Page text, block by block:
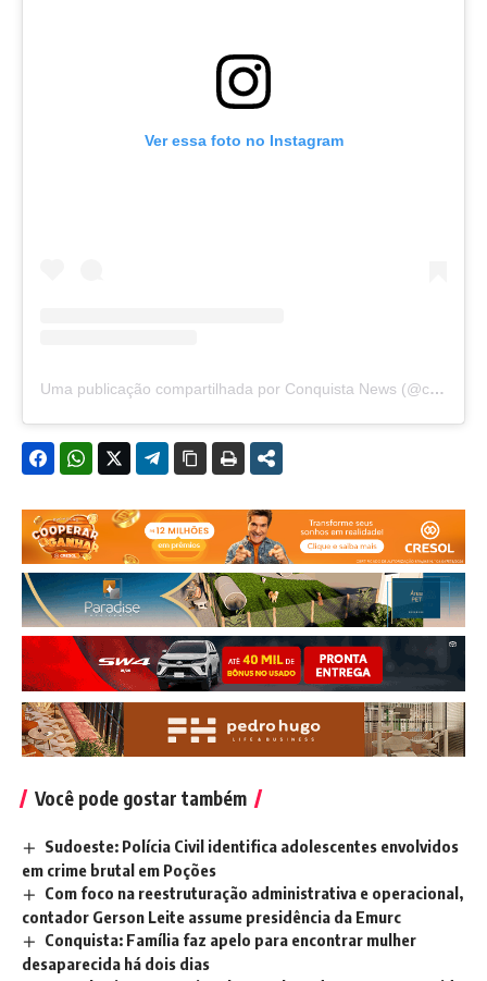
Ver essa foto no Instagram
Uma publicação compartilhada por Conquista News (@conquista.news)
Você pode gostar também
Sudoeste: Polícia Civil identifica adolescentes envolvidos
em crime brutal em Poções
Com foco na reestruturação administrativa e operacional,
contador Gerson Leite assume presidência da Emurc
Conquista: Família faz apelo para encontrar mulher
desaparecida há dois dias